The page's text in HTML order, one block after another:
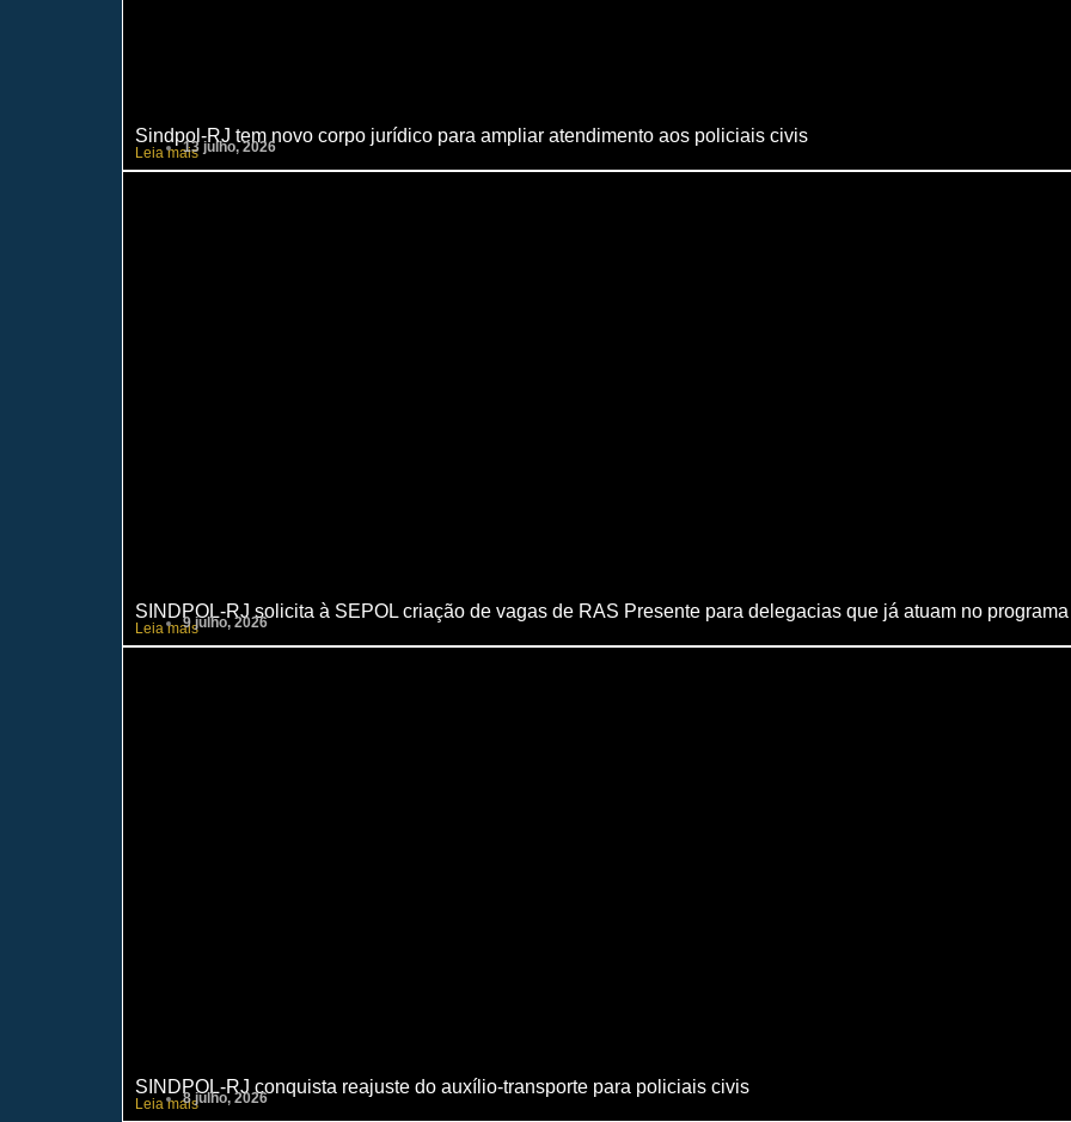
Sindpol-RJ tem novo corpo jurídico para ampliar atendimento aos policiais civis
Leia mais13 julho, 2026
SINDPOL-RJ solicita à SEPOL criação de vagas de RAS Presente para delegacias que já atuam no programa
Leia mais9 julho, 2026
SINDPOL-RJ conquista reajuste do auxílio-transporte para policiais civis
Leia mais8 julho, 2026